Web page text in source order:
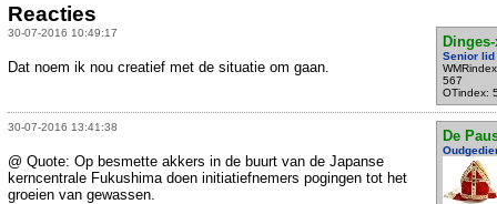
Reacties
30-07-2016 10:49:17
Senior lid
567
OTindex:
Dat noem ik nou creatief met de situatie om gaan.
30-07-2016 13:41:38
De
@ Quote: Op besmette akkers in de buurt van de Japanse
kerncentrale Fukushima doen initiatiefnemers pogingen tot het
groeien van gewassen.